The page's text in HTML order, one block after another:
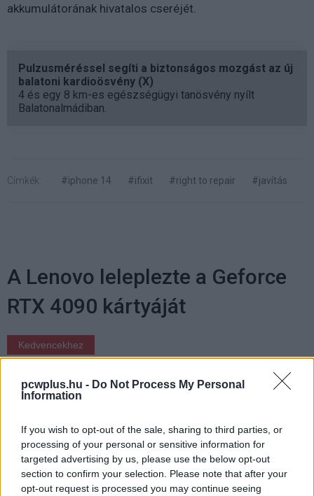
pcwplus.hu - Do Not Process My Personal
Information
If you wish to opt-out of the sale, sharing to third parties, or
processing of your personal or sensitive information for
targeted advertising by us, please use the below opt-out
section to confirm your selection. Please note that after your
opt-out request is processed you may continue seeing
akkumulátorának hivatalos cseréjét.
Pulzusméréssel segíti a biztonságos mozgást az új
balatoni kardioösvény (X)
4 és egy 8 km-es egészségügyi tanösvény nyílt
Balatonalmádiban.
Címkék: #iphone 14 #ifixit #right to repair #javítás
A Lenovo leleplezte a Geforce
RTX 4090 kártyáját
Kedvencekhez
előtt mutatott képeket a videokártyáról.